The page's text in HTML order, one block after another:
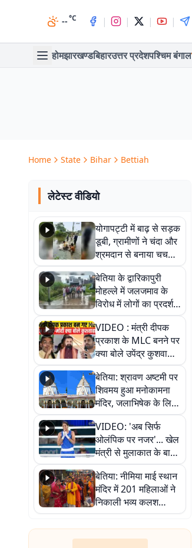
--°C | | | |
होमझारखण्डबिहारउत्तर प्रदेशपश्चिम बंगाल
Home State Bihar Bettiah
लेटेस्ट वीडियो
योगापट्टी में बाढ़ से सड़क
डूबी, ग्रामीणों ने चंदा और
श्रमदान से बनाया चचरी
पुल
बेतिया के द्वारिकापुरी
मोहल्ले में जलजमाव के
विरोध में लोगों का प्रदर्शन,
स्थायी समाधान की मांग
VIDEO : मंत्री दीपक
प्रकाश के MLC बनने पर
क्या बोले उपेंद्र कुशवाहा,
सुनिए
बेतिया: श्रावण अष्टमी पर
शिवमय हुआ मनोकामना
मंदिर, जलाभिषेक के लिए
लगी लंबी कतारें
VIDEO: 'अब सिर्फ
ओलंपिक पर नजर'... खेल
मंत्री से मुलाकात के बाद
जैसमीन लंबोरिया का बड़ा
बयान
बेतिया: नीमिया माई स्थान
मंदिर में 201 महिलाओं ने
निकाली भव्य कलश
शोभायात्रा, शिवलिंग
प्राण-प्रतिष्ठा महोत्सव
शुरू